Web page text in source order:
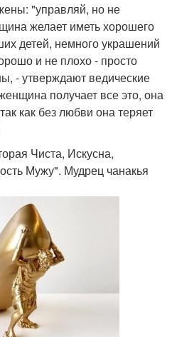
"управляй, но не
желает иметь хорошего
детей, немного украшений
и не плохо - просто
- утверждают ведические
получает все это, она
как без любви она теряет
Чиста, Искусна,
Мужу". Мудрец чанакья